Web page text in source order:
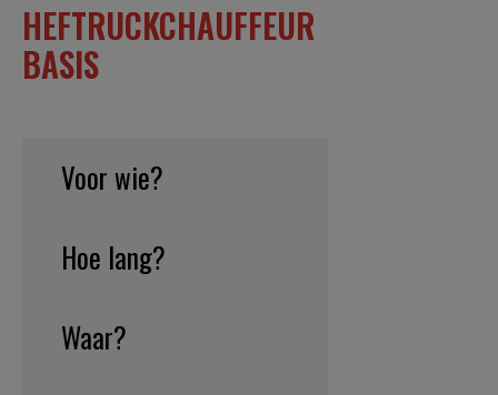
HEFTRUCKCHAUFFEUR
BASIS
Voor wie?
Hoe lang?
Waar?